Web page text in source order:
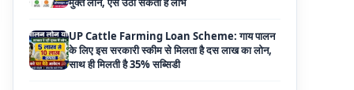
मजदूरों को मिलता है बिना गारंटी 50 हजार का लोन, नहीं
लगता है कोई भी ब्याज